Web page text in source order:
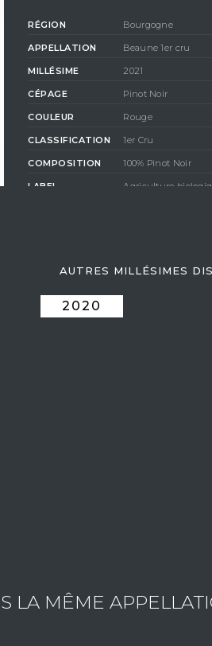
RÉGION Bourgogne
APPELLATION Beaune 1er cru
MILLÉSIME 2021
CÉPAGE Pinot Noir
COULEUR Rouge
CLASSIFICATION 1er Cru
COMPOSITION 100% Pinot Noir
LABEL Agriculture
AUTRES MILLÉSIMES
2020
LA MÊME